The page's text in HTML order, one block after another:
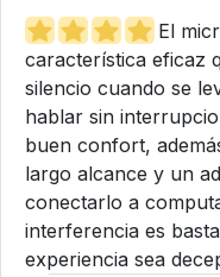
El
característica eficaz
silencio cuando se
hablar sin
buen confort,
largo alcance y un
conectarlo a
interferencia es
experiencia sea